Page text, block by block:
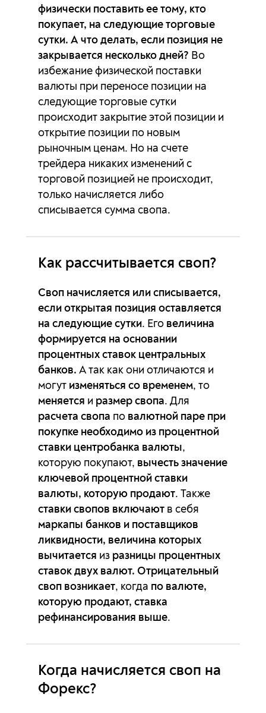
-10.3п
EURMXN -373.89п 139.29п
EURNOK -83.57п 35.54п
EURNZD -4.31п
EURPLN -28.15п 9.93п
-37.98п
EURTRY -5624.91п
GBPCAD 3.42п -13.32п
GBPCHF 6.43п -18.76п
GBPDKK 2.44п -7.83п
GBPJPY 11.1п -24.09п
GBPNOK -41.24п -10.41п
GBPNZD
GBPPLN -11.65п
GBPSEK 40.54п -119.4п
GBPSGD 0п 0п
GBPUSD -4.63п -5.31п
GBPZAR 0п
HKDJPY 0.42п -1.1п
MXNJPY 1.01п -1.95п
физически поставить ее тому, кто
покупает, на следующие торговые
сутки. А что делать, если позиция не
закрывается несколько дней? Во
избежание физической поставки
валюты при переносе позиции на
следующие торговые сутки
происходит закрытие этой позиции и
открытие позиции по новым
рыночным ценам. Но на счете
трейдера никаких изменений с
торговой позицией не происходит,
только начисляется либо
списывается сумма свопа.
Как рассчитывается своп?
Своп начисляется или списывается,
если открытая позиция оставляется
на следующие сутки. Его величина
формируется на основании
процентных ставок центральных
банков. А так как они отличаются и
могут изменяться со временем, то
меняется и размер свопа. Для
расчета свопа по валютной паре при
покупке необходимо из процентной
ставки центробанка валюты,
которую покупают, вычесть значение
ключевой процентной ставки
валюты, которую продают. Также
ставки свопов включают в себя
маркапы банков и поставщиков
ликвидности, величина которых
вычитается из разницы процентных
ставок двух валют. Отрицательный
своп возникает, когда по валюте,
которую продают, ставка
рефинансирования выше.
Когда начисляется своп на
Форекс?